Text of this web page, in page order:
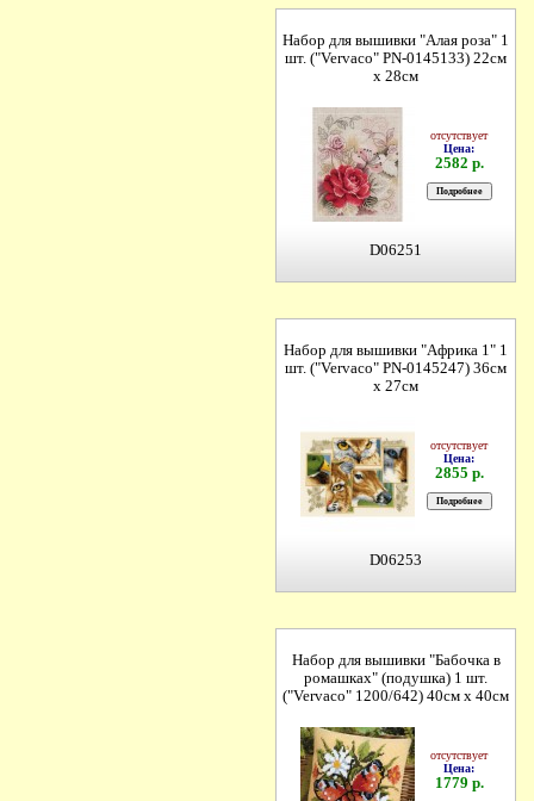
Набор для вышивки "Алая роза" 1
шт. ("Vervaco" PN-0145133) 22см
х 28см
отсутствует
Цена:
2582 р.
D06251
Набор для вышивки "Африка 1" 1
шт. ("Vervaco" PN-0145247) 36см
х 27см
отсутствует
Цена:
2855 р.
D06253
Набор для вышивки "Бабочка в
ромашках" (подушка) 1 шт.
("Vervaco" 1200/642) 40см х 40см
отсутствует
Цена:
1779 р.